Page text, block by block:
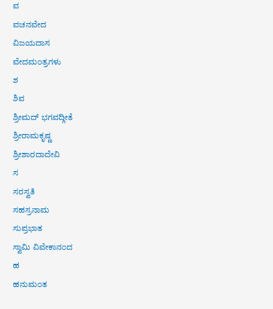
ವ
ವಚನವೇದ
ವಿಜಯದಾಸ
ವೇದಮಂತ್ರಗಳು
ಶ
ಶಿವ
ಶ್ರೀಮದ್ ಭಗವದ್ಗೀತೆ
ಶ್ರೀರಾಮಕೃಷ್ಣ
ಶ್ರೀಶಾರದಾದೇವಿ
ಸ
ಸರಸ್ವತಿ
ಸಹಸ್ರನಾಮ
ಸುಪ್ರಭಾತ
ಸ್ವಾಮಿ ವಿವೇಕಾನಂದ
ಹ
ಹನುಮಂತ